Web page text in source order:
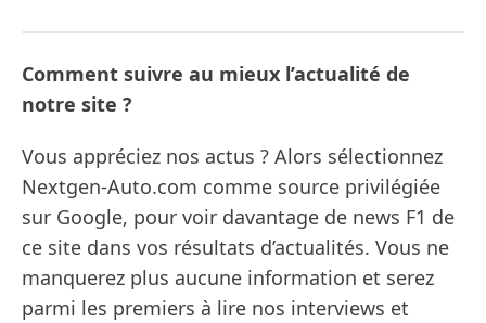
Comment suivre au mieux l’actualité de
notre site ?
Vous appréciez nos actus ? Alors sélectionnez
Nextgen-Auto.com comme source privilégiée
sur Google, pour voir davantage de news F1 de
ce site dans vos résultats d’actualités. Vous ne
manquerez plus aucune information et serez
parmi les premiers à lire nos interviews et